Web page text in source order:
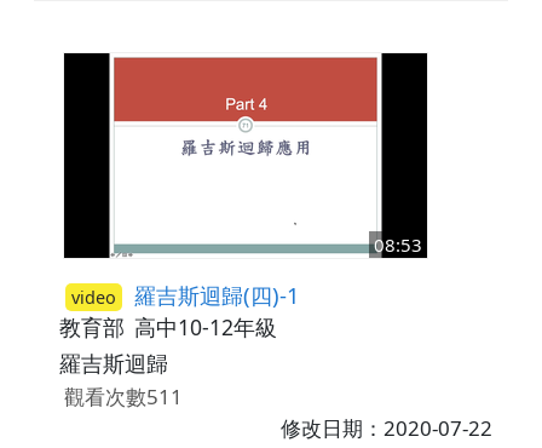
08:53
video 羅吉斯迴歸(四)-1
教育部 高中10-12年級
羅吉斯迴歸
觀看次數511
修改日期：2020-07-22